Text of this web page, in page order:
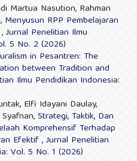
Martua Nasution, Rahman
Menyusun RPP Pembelajaran
,Jurnal Penelitian Ilmu
5 No. 2 (2026)
in Pesantren: The
between Tradition and
Ilmu Pendidikan Indonesia:
Elfi Idayani Daulay,
Strategi, Taktik, Dan
Komprehensif Terhadap
Efektif,Jurnal Penelitian
Vol. 5 No. 1 (2026)